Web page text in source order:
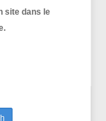
site dans le